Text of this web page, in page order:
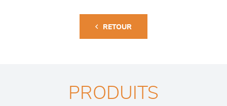
RETOUR
PRODUITS